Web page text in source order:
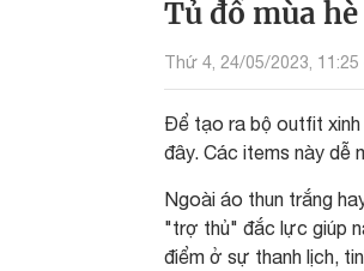
Tủ đồ mùa
Thứ 4, 24/05/2023, 11:25
Để tạo ra bộ outfit xinh
đây. Các items này dễ
Ngoài áo thun trắng
"trợ thủ" đắc lực giúp
điểm ở sự thanh lịch,